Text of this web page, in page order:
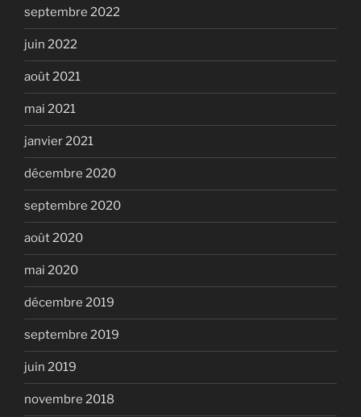
septembre 2022
juin 2022
août 2021
mai 2021
janvier 2021
décembre 2020
septembre 2020
août 2020
mai 2020
décembre 2019
septembre 2019
juin 2019
novembre 2018